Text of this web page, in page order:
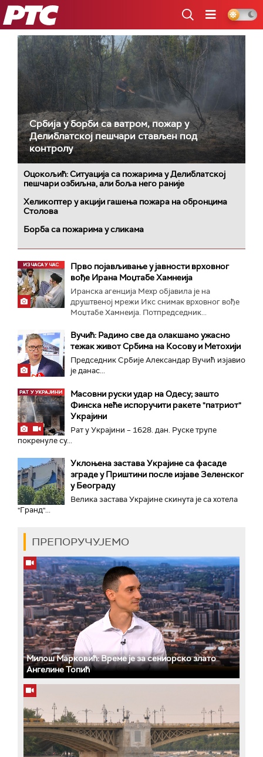
РТС
Србија у борби са ватром, пожар у
Делиблатској пешчари стављен под
контролу
Оцокољић: Ситуација са пожарима у Делиблатској
пешчари озбиљна, али боља него раније
Хеликоптер у акцији гашења пожара на обронцима
Столова
Борба са пожарима у сликама
Прво појављивање у јавности врховног
вође Ирана Моџтабe Хамнеија
Иранска агенција Мехр објавила је на
друштвеној мрежи Икс снимак врховног вође
Моџтабе Хамнеија. Потпредседник...
Вучић: Радимо све да олакшамо ужасно
тежак живот Србима на Косову и Метохији
Председник Србије Александар Вучић изјавио
је данас...
Масовни руски удар на Одесу; зашто
Финска неће испоручити ракете "патриот"
Украјини
Рат у Украјини – 1628. дан. Руске трупе
покренуле су...
Уклоњена застава Украјине са фасаде
зграде у Приштини после изјаве Зеленског
у Београду
Велика заставa Украјине скинута је са хотела
"Гранд"...
ПРЕПОРУЧУЈЕМО
Милош Марковић: Време је за сениорско злато
Ангелине Топић